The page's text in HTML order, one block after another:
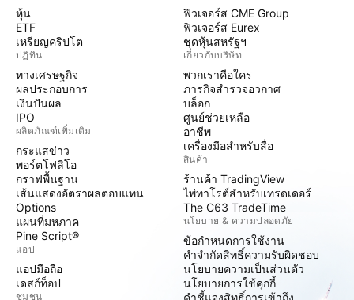
หุ้น
ETF
เหรียญคริปโต
ปฏิทิน
ทางเศรษฐกิจ
ผลประกอบการ
เงินปันผล
IPO
ผลิตภัณฑ์เพิ่มเติม
กระแสข่าว
พอร์ตโฟลิโอ
กราฟพื้นฐาน
เส้นแสดงอัตราผลตอบแทน
Options
แผนที่มหภาค
Pine Script®
แอป
แอปมือถือ
เดสก์ท็อป
ชุมชน
ฟิวเจอร์ส CME Group
ฟิวเจอร์ส Eurex
ชุดหุ้นสหรัฐฯ
เกี่ยวกับบริษัท
พวกเราคือใคร
ภารกิจสำรวจอวกาศ
บล็อก
ศูนย์ช่วยเหลือ
อาชีพ
เครื่องมือสำหรับสื่อ
สินค้า
ร้านค้า TradingView
ไพ่ทาโรต์สำหรับเทรดเดอร์
The C63 TradeTime
นโยบาย & ความปลอดภัย
ข้อกำหนดการใช้งาน
คำจำกัดสิทธิ์ความรับผิดชอบ
นโยบายความเป็นส่วนตัว
นโยบายการใช้คุกกี้
คำชี้แจงสิทธิ์การเข้าถึง